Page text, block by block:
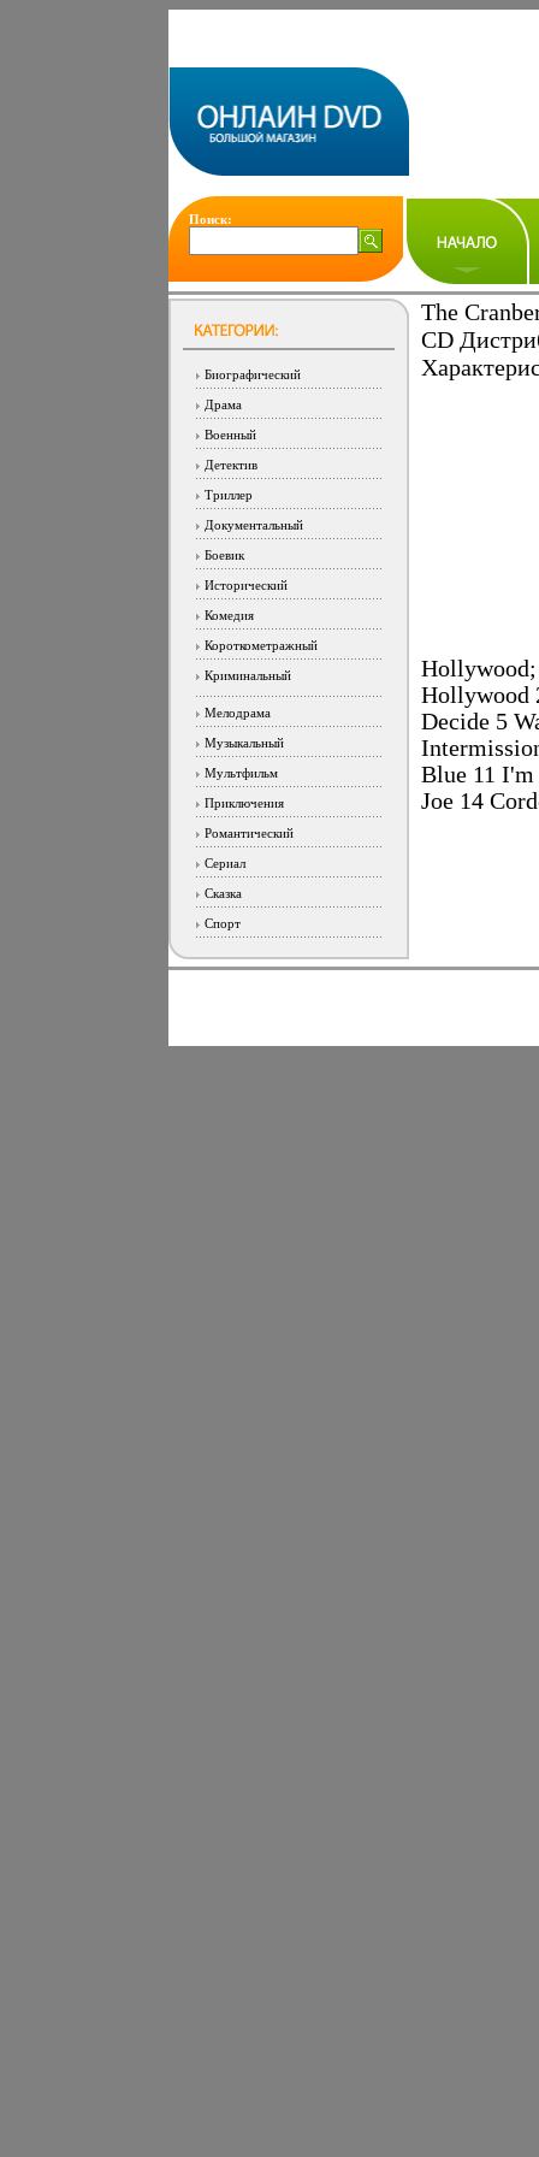
Поиск:
Биографический
Драма
Военный
Детектив
Триллер
Документальный
Боевик
Исторический
Комедия
Короткометражный
Криминальный
Мелодрама
Музыкальный
Мультфильм
Приключения
Романтический
Сериал
Сказка
Спорт
The
CD
Hollywood;
Hollywood
Decide 5
Blue 11
Joe 14